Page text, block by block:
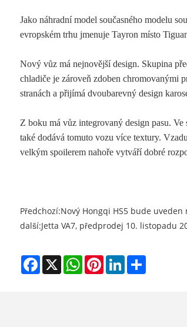
Jako náhradní model současného modelu
evropském trhu jmenuje Tayron místo
Nový vůz má nejnovější design. Skupina
chladiče je zároveň zdoben chromovanými
stranách a přijímá dvoubarevný design
Z boku má vůz integrovaný design pasu.
také dodává tomuto vozu více textury.
velkým spoilerem nahoře vytváří dobré
Předchozí:Nový Hongqi HS5 bude
další:Jetta VA7, předprodej 10. listopadu
Facebook
X WhatsAppPinterestLinkedInShare